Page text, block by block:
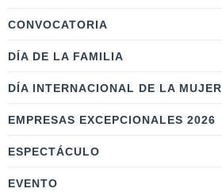
CONVOCATORIA
DÍA DE LA FAMILIA
DÍA INTERNACIONAL DE LA MUJER
EMPRESAS EXCEPCIONALES 2026
ESPECTÁCULO
EVENTO